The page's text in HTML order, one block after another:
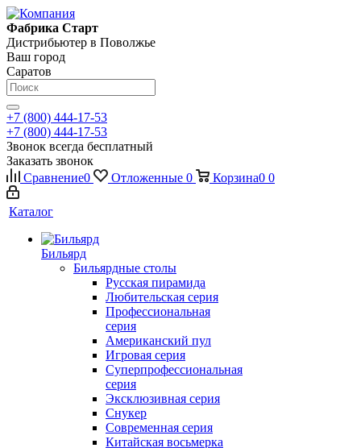
Фабрика Старт
Дистрибьютер в Поволжье
Ваш город
Саратов
+7 (800) 444-17-53
+7 (800) 444-17-53
Звонок всегда бесплатный
Заказать звонок
Сравнение0 Отложенные 0 Корзина0 0
Каталог
Бильярд
Бильярдные столы
Русская пирамида
Любительская серия
Профессиональная
серия
Американский пул
Игровая серия
Суперпрофессиональная
серия
Эксклюзивная серия
Снукер
Современная серия
Китайская восьмерка